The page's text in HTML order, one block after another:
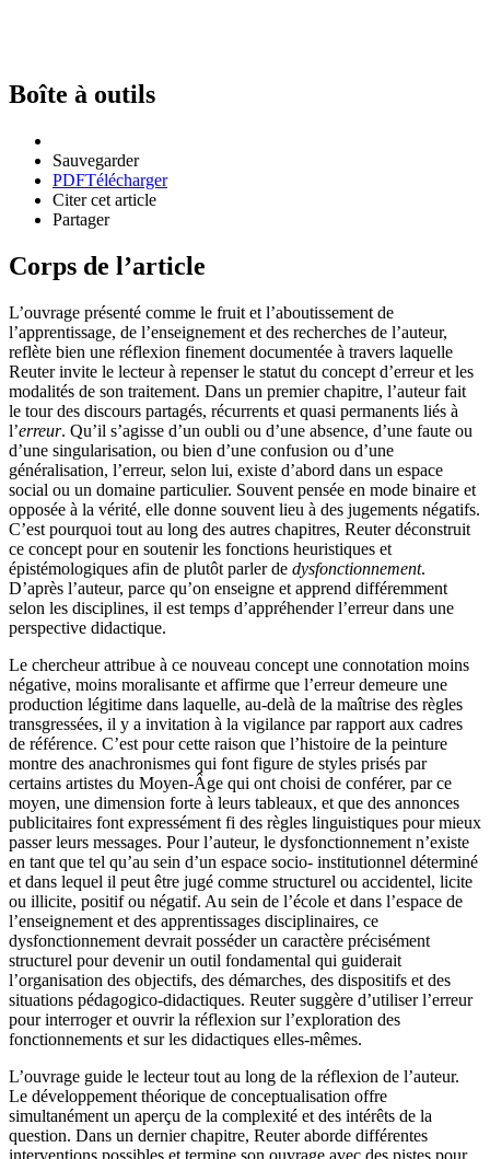
Boîte à outils
Sauvegarder
PDFTélécharger
Citer cet article
Partager
Corps de l’article
L’ouvrage présenté comme le fruit et l’aboutissement de
l’apprentissage, de l’enseignement et des recherches de l’auteur,
reflète bien une réflexion finement documentée à travers laquelle
Reuter invite le lecteur à repenser le statut du concept d’erreur et les
modalités de son traitement. Dans un premier chapitre, l’auteur fait
le tour des discours partagés, récurrents et quasi permanents liés à
l’erreur. Qu’il s’agisse d’un oubli ou d’une absence, d’une faute ou
d’une singularisation, ou bien d’une confusion ou d’une
généralisation, l’erreur, selon lui, existe d’abord dans un espace
social ou un domaine particulier. Souvent pensée en mode binaire et
opposée à la vérité, elle donne souvent lieu à des jugements négatifs.
C’est pourquoi tout au long des autres chapitres, Reuter déconstruit
ce concept pour en soutenir les fonctions heuristiques et
épistémologiques afin de plutôt parler de dysfonctionnement.
D’après l’auteur, parce qu’on enseigne et apprend différemment
selon les disciplines, il est temps d’appréhender l’erreur dans une
perspective didactique.
Le chercheur attribue à ce nouveau concept une connotation moins
négative, moins moralisante et affirme que l’erreur demeure une
production légitime dans laquelle, au-delà de la maîtrise des règles
transgressées, il y a invitation à la vigilance par rapport aux cadres
de référence. C’est pour cette raison que l’histoire de la peinture
montre des anachronismes qui font figure de styles prisés par
certains artistes du Moyen-Âge qui ont choisi de conférer, par ce
moyen, une dimension forte à leurs tableaux, et que des annonces
publicitaires font expressément fi des règles linguistiques pour mieux
passer leurs messages. Pour l’auteur, le dysfonctionnement n’existe
en tant que tel qu’au sein d’un espace socio- institutionnel déterminé
et dans lequel il peut être jugé comme structurel ou accidentel, licite
ou illicite, positif ou négatif. Au sein de l’école et dans l’espace de
l’enseignement et des apprentissages disciplinaires, ce
dysfonctionnement devrait posséder un caractère précisément
structurel pour devenir un outil fondamental qui guiderait
l’organisation des objectifs, des démarches, des dispositifs et des
situations pédagogico-didactiques. Reuter suggère d’utiliser l’erreur
pour interroger et ouvrir la réflexion sur l’exploration des
fonctionnements et sur les didactiques elles-mêmes.
L’ouvrage guide le lecteur tout au long de la réflexion de l’auteur.
Le développement théorique de conceptualisation offre
simultanément un aperçu de la complexité et des intérêts de la
question. Dans un dernier chapitre, Reuter aborde différentes
interventions possibles et termine son ouvrage avec des pistes pour